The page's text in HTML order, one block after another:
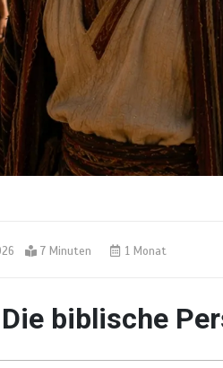
7 Minuten 1 Monat
Die biblische